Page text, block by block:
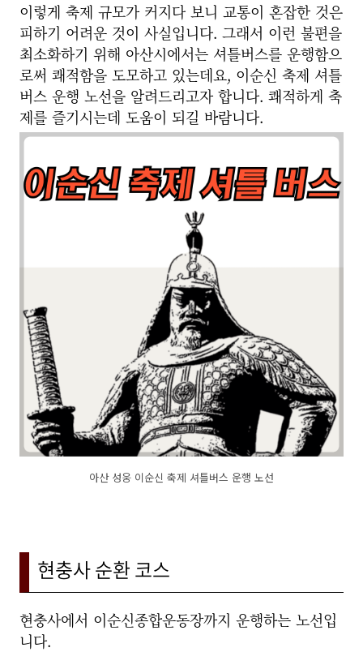
이렇게 축제 규모가 커지다 보니 교통이 혼잡한 것은
피하기 어려운 것이 사실입니다. 그래서 이런 불편을
최소화하기 위해 아산시에서는 셔틀버스를 운행함으
로써 쾌적함을 도모하고 있는데요, 이순신 축제 셔틀
버스 운행 노선을 알려드리고자 합니다. 쾌적하게 축
제를 즐기시는데 도움이 되길 바람니다.
아산 성웅 이순신 축제 셔틀버스 운행 노선
현충사 순환 코스
현충사에서 이순신종합운동장까지 운행하는 노선입
니다.